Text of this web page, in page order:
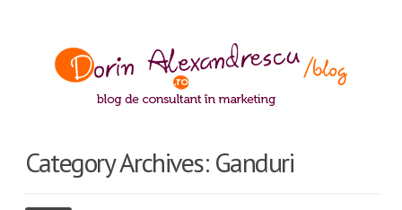
Category Archives: Ganduri